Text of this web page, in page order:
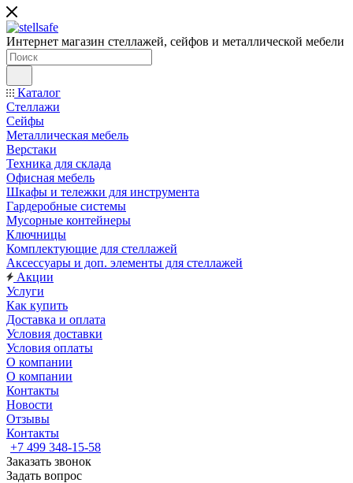
Интернет магазин стеллажей, сейфов и металлической мебели
Каталог
Стеллажи
Сейфы
Металлическая мебель
Верстаки
Техника для склада
Офисная мебель
Шкафы и тележки для инструмента
Гардеробные системы
Мусорные контейнеры
Ключницы
Комплектующие для стеллажей
Аксессуары и доп. элементы для стеллажей
Акции
Услуги
Как купить
Доставка и оплата
Условия доставки
Условия оплаты
О компании
О компании
Контакты
Новости
Отзывы
Контакты
+7 499 348-15-58
Заказать звонок
Задать вопрос